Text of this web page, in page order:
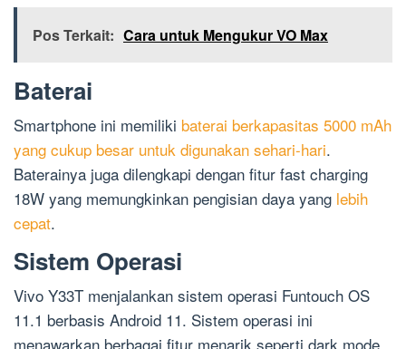
Pos Terkait: Cara untuk Mengukur VO Max
Baterai
Smartphone ini memiliki baterai berkapasitas 5000 mAh
yang cukup besar untuk digunakan sehari-hari.
Baterainya juga dilengkapi dengan fitur fast charging
18W yang memungkinkan pengisian daya yang lebih
cepat.
Sistem Operasi
Vivo Y33T menjalankan sistem operasi Funtouch OS
11.1 berbasis Android 11. Sistem operasi ini
menawarkan berbagai fitur menarik seperti dark mode,